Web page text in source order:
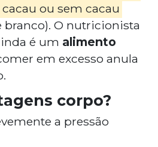
ou sem cacau
branco). O nutricionista
é um alimento
em excesso anula
corpo?
a pressão